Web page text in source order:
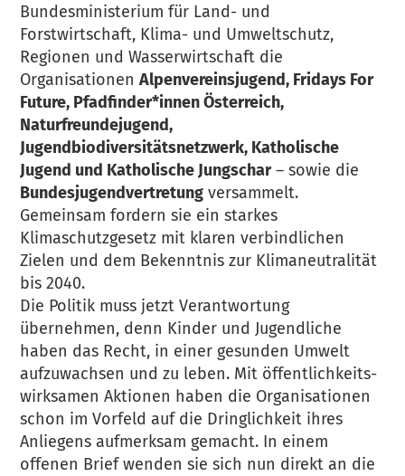
Bundesministerium für Land- und
Forstwirtschaft, Klima- und Umweltschutz,
Regionen und Wasserwirtschaft die
OrganisationenAlpenvereinsjugend, Fridays For
Future, Pfadfinder*innen Österreich,
Naturfreundejugend,
Jugendbiodiversitätsnetzwerk, Katholische
Jugend und Katholische Jungschar– sowie die
Bundesjugendvertretung versammelt.
Gemeinsam fordern sie ein starkes
Klimaschutzgesetz mit klaren verbindlichen
Zielen und dem Bekenntnis zur Klimaneutralität
bis 2040.
Die Politik muss jetzt Verantwortung
übernehmen, denn Kinder und Jugendliche
haben das Recht, in einer gesunden Umwelt
aufzuwachsen und zu leben. Mit öffentlichkeits-
wirksamen Aktionen haben die Organisationen
schon im Vorfeld auf die Dringlichkeit ihres
Anliegens aufmerksam gemacht. In einem
offenen Brief wenden sie sich nun direkt an die